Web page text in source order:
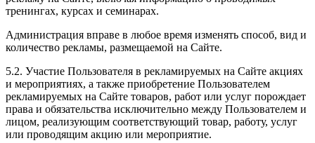
тренингах, курсах и семинарах.
Администрация вправе в любое время изменять способ, вид и
количество рекламы, размещаемой на Сайте.
5.2. Участие Пользователя в рекламируемых на Сайте акциях
и мероприятиях, а также приобретение Пользователем
рекламируемых на Сайте товаров, работ или услуг порождает
права и обязательства исключительно между Пользователем и
лицом, реализующим соответствующий товар, работу, услуг
или проводящим акцию или мероприятие.